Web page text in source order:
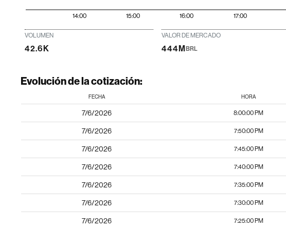
14:00 15:00 16:00 17:00
VOLUMEN
42.6K
VALOR DE MERCADO
444MBRL
Evolución de la cotización:
FECHA HORA
7/6/2026 8:00:00 PM
7/6/2026 7:50:00 PM
7/6/2026 7:45:00 PM
7/6/2026 7:40:00 PM
7/6/2026 7:35:00 PM
7/6/2026 7:30:00 PM
7/6/2026 7:25:00 PM